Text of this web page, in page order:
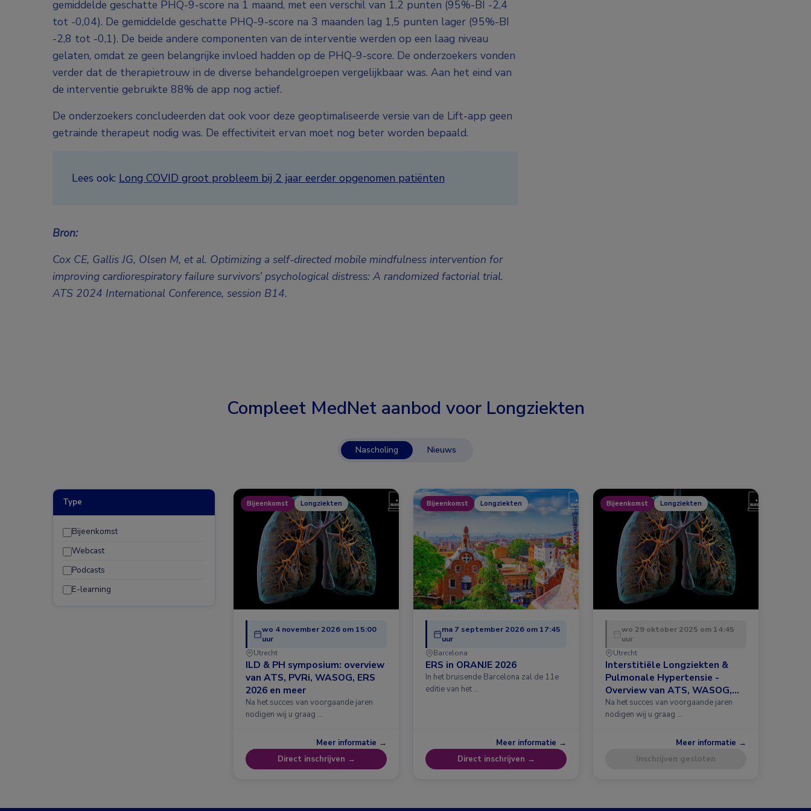
gemiddelde geschatte PHQ-9-score na 1 maand, met een verschil van 1,2 punten (95%-BI -2,4
tot -0,04). De gemiddelde geschatte PHQ-9-score na 3 maanden lag 1,5 punten lager (95%-BI
-2,8 tot -0,1). De beide andere componenten van de interventie werden op een laag niveau
gelaten, omdat ze geen belangrijke invloed hadden op de PHQ-9-score. De onderzoekers vonden
verder dat de therapietrouw in de diverse behandelgroepen vergelijkbaar was. Aan het eind van
de interventie gebruikte 88% de app nog actief.
De onderzoekers concludeerden dat ook voor deze geoptimaliseerde versie van de Lift-app geen
getrainde therapeut nodig was. De effectiviteit ervan moet nog beter worden bepaald.
Lees ook: Long COVID groot probleem bij 2 jaar eerder opgenomen patiënten
Bron:
Cox CE, Gallis JG, Olsen M, et al. Optimizing a self-directed mobile mindfulness intervention for
improving cardiorespiratory failure survivors’ psychological distress: A randomized factorial trial.
ATS 2024 International Conference, session B14.
Compleet MedNet aanbod voor Longziekten
Nascholing Nieuws
Type
Bijeenkomst
Webcast
Podcasts
E-learning
Bijeenkomst Longziekten
wo 4 november 2026 om 15:00
uur
Utrecht
ILD & PH symposium: overview
van ATS, PVRi, WASOG, ERS
2026 en meer
Na het succes van voorgaande jaren
nodigen wij u graag …
Meer informatie →
Direct inschrijven →
Bijeenkomst Longziekten
ma 7 september 2026 om 17:45
uur
Barcelona
ERS in ORANJE 2026
In het bruisende Barcelona zal de 11e
editie van het …
Meer informatie →
Direct inschrijven →
Bijeenkomst Longziekten
wo 29 oktober 2025 om 14:45
uur
Utrecht
Interstitiële Longziekten &
Pulmonale Hypertensie -
Overview van ATS, WASOG,
ERS 2025 en meer
Na het succes van voorgaande jaren
nodigen wij u graag …
Meer informatie →
Inschrijven gesloten